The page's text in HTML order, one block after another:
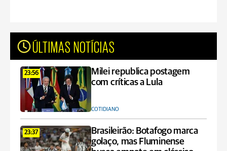
ÚLTIMAS NOTÍCIAS
23:56
Milei republica postagem
com críticas a Lula
COTIDIANO
23:37
Brasileirão: Botafogo marca
golaço, mas Fluminense